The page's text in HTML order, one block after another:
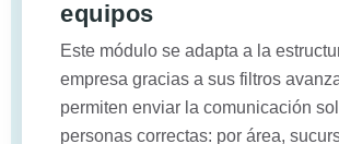
equipos
Este módulo se adapta a la
empresa gracias a sus filtros
permiten enviar la comunicación
personas correctas: por área,